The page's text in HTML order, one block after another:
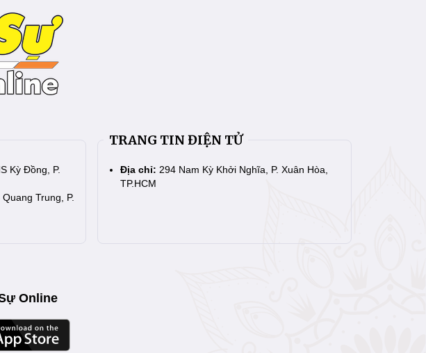
Kỳ Đồng, P.
Quang Trung, P.
TRANG TIN ĐIỆN TỬ
Địa chỉ: 294 Nam Kỳ Khởi Nghĩa, P. Xuân Hòa,
TP.HCM
Online